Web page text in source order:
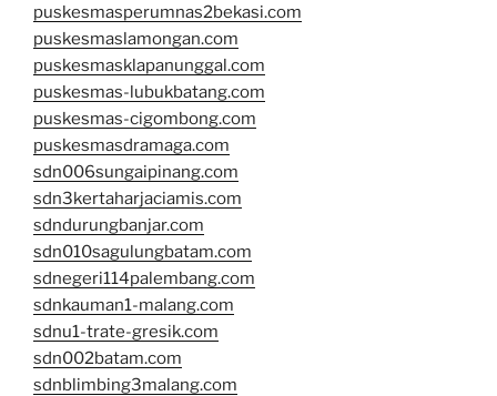
puskesmasperumnas2bekasi.com
puskesmaslamongan.com
puskesmasklapanunggal.com
puskesmas-lubukbatang.com
puskesmas-cigombong.com
puskesmasdramaga.com
sdn006sungaipinang.com
sdn3kertaharjaciamis.com
sdndurungbanjar.com
sdn010sagulungbatam.com
sdnegeri114palembang.com
sdnkauman1-malang.com
sdnu1-trate-gresik.com
sdn002batam.com
sdnblimbing3malang.com